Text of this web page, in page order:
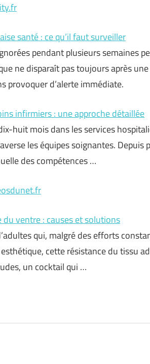
santé : ce qu’il faut surveiller
pendant plusieurs semaines
ne disparaît pas toujours après
provoquer d’alerte immédiate.
infirmiers : une approche détaillée
huit mois dans les services
les équipes soignantes. Depuis
des compétences …
ventre : causes et solutions
qui, malgré des efforts
esthétique, cette résistance du tissu
un cocktail qui …